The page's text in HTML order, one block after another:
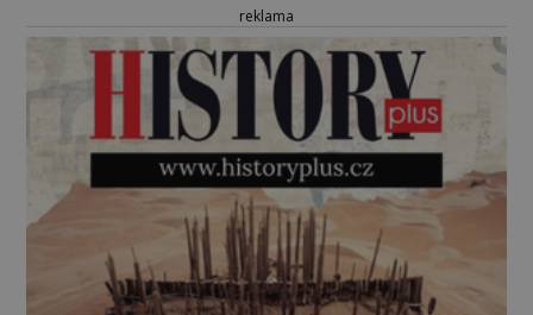
reklama